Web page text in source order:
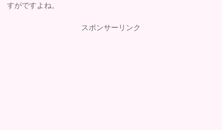
すがですよね。
スポンサーリンク